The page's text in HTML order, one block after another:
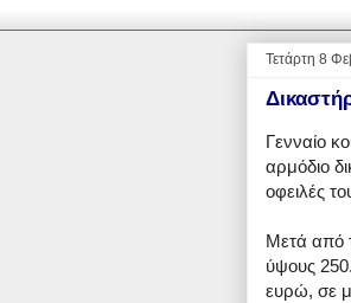
Τετάρτη 8
Γενναίο
αρμόδιο
οφειλές
Μετά από
ύψους
ευρώ, σε